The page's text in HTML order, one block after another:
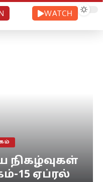
WATCH
நிகழ்வுகள்
15 ஏப்ரல்